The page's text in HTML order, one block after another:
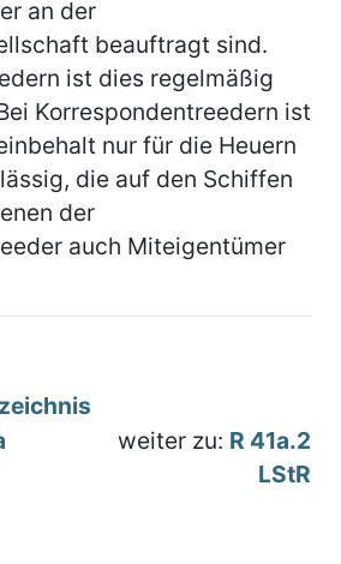
an der
beauftragt sind.
ist dies regelmäßig
Korrespondentreedern ist
nur für die Heuern
die auf den Schiffen
der
auch Miteigentümer
weiter zu: R 41a.2
LStR